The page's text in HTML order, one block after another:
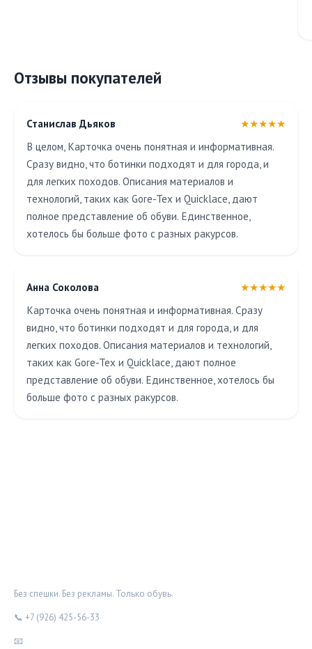
Отзывы покупателей
Станислав Дьяков
★★★★★
В целом, Карточка очень понятная и информативная.
Сразу видно, что ботинки подходят и для города, и
для легких походов. Описания материалов и
технологий, таких как Gore-Tex и Quicklace, дают
полное представление об обуви. Единственное,
хотелось бы больше фото с разных ракурсов.
Анна Соколова
★★★★★
Карточка очень понятная и информативная. Сразу
видно, что ботинки подходят и для города, и для
легких походов. Описания материалов и технологий,
таких как Gore-Tex и Quicklace, дают полное
представление об обуви. Единственное, хотелось бы
больше фото с разных ракурсов.
Без спешки. Без рекламы. Только обувь.
📞 +7 (926) 425-56-33
📧